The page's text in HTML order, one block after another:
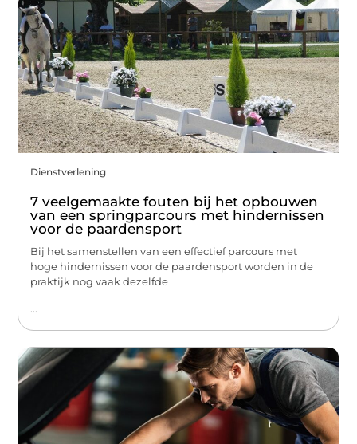
Dienstverlening
7 veelgemaakte fouten bij het opbouwen
van een springparcours met hindernissen
voor de paardensport
Bij het samenstellen van een effectief parcours met
hoge hindernissen voor de paardensport worden in de
praktijk nog vaak dezelfde
...